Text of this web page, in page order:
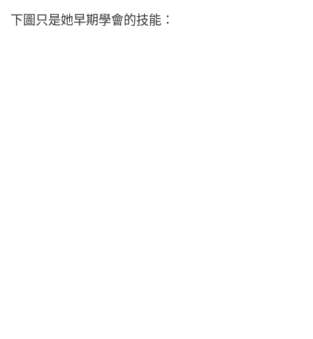
下圖只是她早期學會的技能：